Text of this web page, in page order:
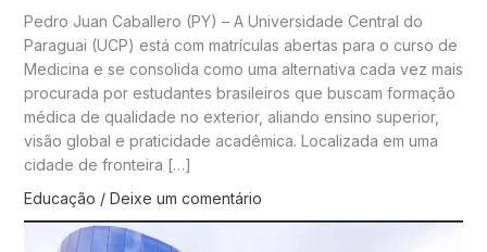
Pedro Juan Caballero (PY) – A Universidade Central do
Paraguai (UCP) está com matrículas abertas para o curso de
Medicina e se consolida como uma alternativa cada vez mais
procurada por estudantes brasileiros que buscam formação
médica de qualidade no exterior, aliando ensino superior,
visão global e praticidade acadêmica. Localizada em uma
cidade de fronteira […]
Educação / Deixe um comentário